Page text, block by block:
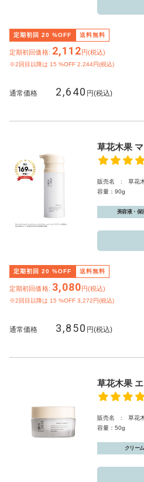
定期初回 20 %OFF 送料無料
定期初回価格: 2,112円(税込)
※2回目以降は 15 %OFF 2,244円(税込)
通常価格 2,640 円(税込)
草花木果
販売名 : 草花木
容量：90g
美容液・保
定期初回 20 %OFF 送料無料
定期初回価格: 3,080円(税込)
※2回目以降は 15 %OFF 3,272円(税込)
通常価格 3,850 円(税込)
草花木果
販売名 : 草花木
容量：50g
クリーム